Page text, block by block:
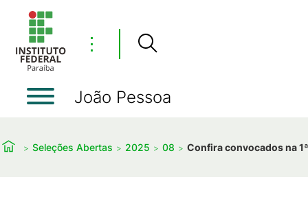
⋮
João Pessoa
Seleções Abertas 2025 08 Confira convocados na